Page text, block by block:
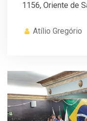
1156, Oriente de
Atílio Gregório